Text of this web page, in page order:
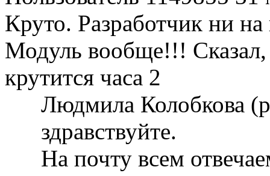
Круто. Разработчик ни
Модуль вообще!!! Сказал,
крутится часа 2
Людмила Колобкова
здравствуйте.
На почту всем